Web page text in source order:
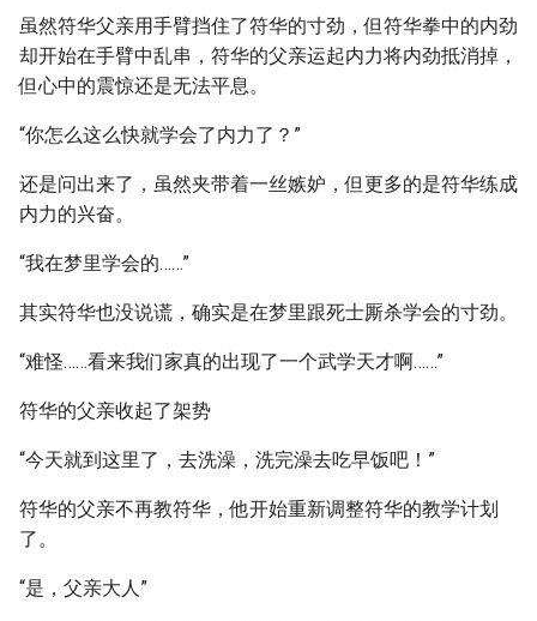
虽然符华父亲用手臂挡住了符华的寸劲，但符华拳中的内劲
却开始在手臂中乱串，符华的父亲运起内力将内劲抵消掉，
但心中的震惊还是无法平息。
“你怎么这么快就学会了内力了？”
还是问出来了，虽然夹带着一丝嫉妒，但更多的是符华练成
内力的兴奋。
“我在梦里学会的……”
其实符华也没说谎，确实是在梦里跟死士厮杀学会的寸劲。
“难怪……看来我们家真的出现了一个武学天才啊……”
符华的父亲收起了架势
“今天就到这里了，去洗澡，洗完澡去吃早饭吧！”
符华的父亲不再教符华，他开始重新调整符华的教学计划
了。
“是，父亲大人”